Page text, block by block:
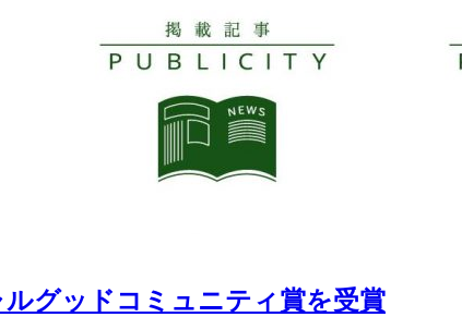
グッドコミュニティ賞を受賞